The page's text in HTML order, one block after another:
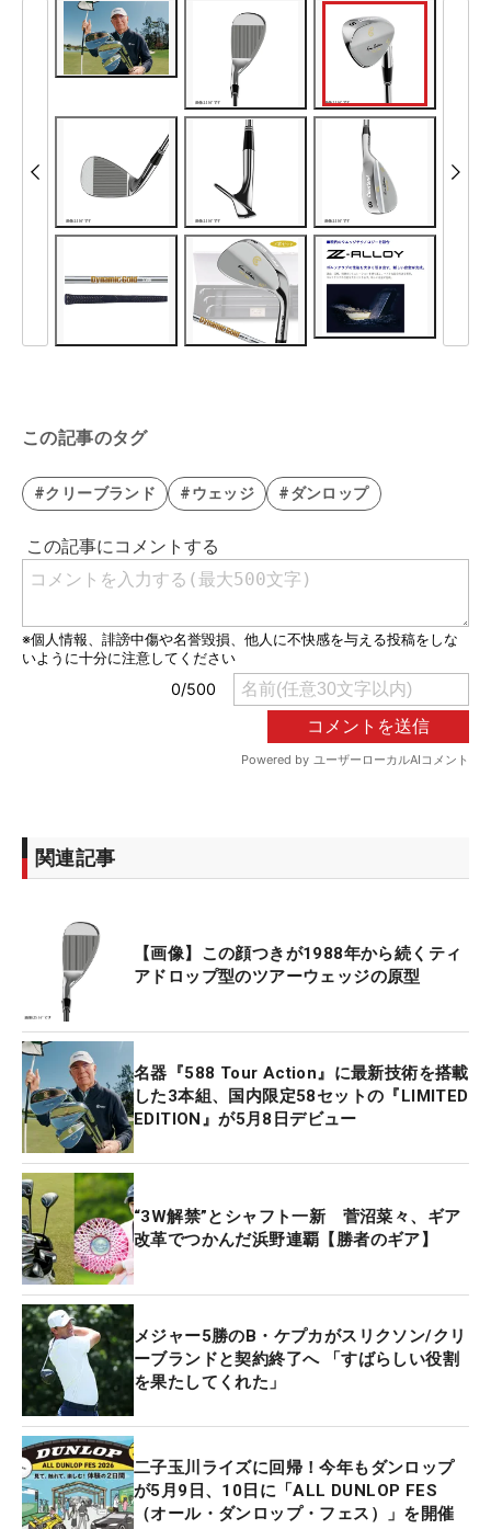
この記事のタグ
#クリーブランド #ウェッジ #ダンロップ
関連記事
【画像】この顔つきが1988年から続くティ
アドロップ型のツアーウェッジの原型
名器『588 Tour Action』に最新技術を搭載
した3本組、国内限定58セットの『LIMITED
EDITION』が5月8日デビュー
“3W解禁”とシャフト一新 菅沼菜々、ギア
改革でつかんだ浜野連覇【勝者のギア】
メジャー5勝のB・ケプカがスリクソン/クリ
ーブランドと契約終了へ 「すばらしい役割
を果たしてくれた」
二子玉川ライズに回帰！今年もダンロップ
が5月9日、10日に「ALL DUNLOP FES
（オール・ダンロップ・フェス）」を開催